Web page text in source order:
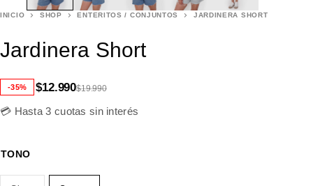
INICIO SHOP ENTERITOS / CONJUNTOS JARDINERA SHORT
Jardinera Short
-35% $19.990
$12.990
💳 Hasta 3 cuotas sin interés
TONO